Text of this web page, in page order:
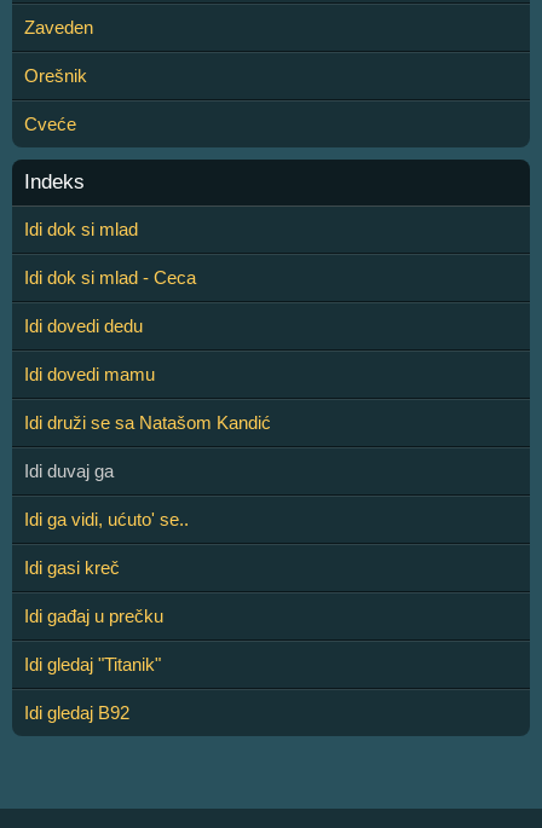
Zaveden
Orešnik
Cveće
Indeks
Idi dok si mlad
Idi dok si mlad - Ceca
Idi dovedi dedu
Idi dovedi mamu
Idi druži se sa Natašom Kandić
Idi duvaj ga
Idi ga vidi, ućuto' se..
Idi gasi kreč
Idi gađaj u prečku
Idi gledaj "Titanik"
Idi gledaj B92